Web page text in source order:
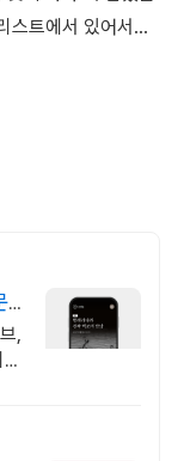
스트에서 있어서...
,